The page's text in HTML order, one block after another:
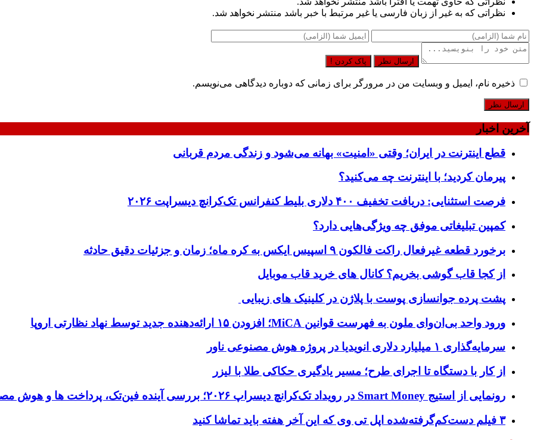
نظراتی که به غیر از زبان فارسی یا غیر مرتبط با خبر باشد منتشر نخواهد شد.
ارسال نظر پاک کردن !
ذخیره نام، ایمیل و وبسایت من در مرورگر برای زمانی که دوباره دیدگاهی می‌نویسم.
آخرین اخبار
قطع اینترنت در ایران؛ وقتی «امنیت» بهانه می‌شود و زندگی مردم قربانی
پیرمان کردید؛ با اینترنت چه می‌کنید؟
فرصت استثنایی: دریافت تخفیف ۴۰۰ دلاری بلیط کنفرانس تک‌کرانچ دیسراپت ۲۰۲۶
کمپین تبلیغاتی موفق چه ویژگی‌هایی دارد؟
برخورد قطعه غیرفعال راکت فالکون ۹ اسپیس ایکس به کره ماه؛ زمان و جزئیات دقیق حادثه
از کجا قاب گوشی بخریم؟ کانال های خرید قاب موبایل
پشت پرده جوانسازی پوست با پلاژن در کلینیک های زیبایی
ورود واحد بی‌ان‌وای ملون به فهرست قوانین MiCA؛ افزودن ۱۵ ارائه‌دهنده جدید توسط نهاد نظارتی اروپا
سرمایه‌گذاری ۱ میلیارد دلاری انویدیا در پروژه هوش مصنوعی ناور
از کار با دستگاه تا اجرای طرح؛ مسیر یادگیری حکاکی طلا با لیزر
رونمایی از استیج Smart Money در رویداد تک‌کرانچ دیسراپ ۲۰۲۶؛ بررسی آینده فین‌تک، پرداخت‌ ها و هوش مصنوعی
۳ فیلم دست‌کم‌گرفته‌شده اپل تی وی که این آخر هفته باید تماشا کنید